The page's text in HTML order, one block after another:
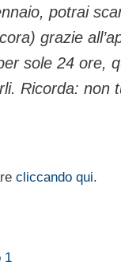
potrai
grazie
sole 24 ore,
Ricorda: non
cliccando qui.
1